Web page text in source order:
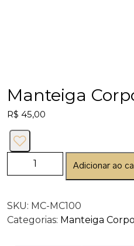
Manteiga
R$ 45,00
Adicionar ao
SKU: MC-MC100
Categorias: Manteiga